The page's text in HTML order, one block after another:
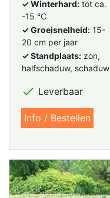
✓ Winterhard: tot ca.
-15 °C
✓ Groeisnelheid: 15-
20 cm per jaar
✓ Standplaats: zon,
halfschaduw, schaduw
 Leverbaar
Info / Bestellen